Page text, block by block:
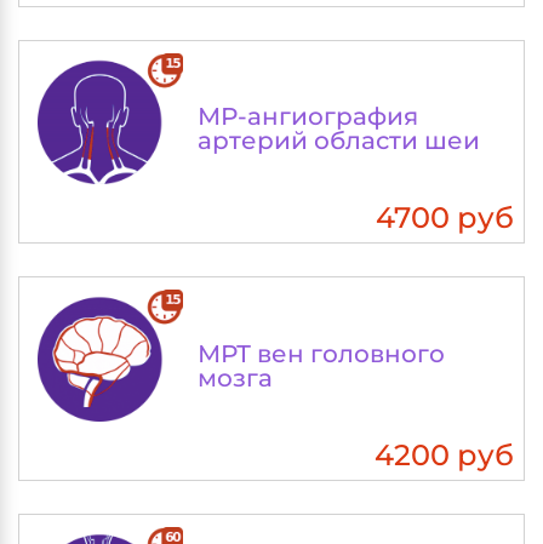
МР-ангиография
артерий области шеи
4700 руб
МРТ вен головного
мозга
4200 руб